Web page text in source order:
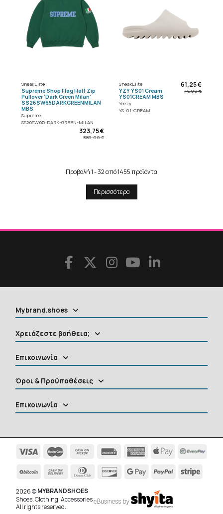
SneakElite
Supreme Shop Flag Half Zip
Pullover 'Dark Green Milan'
SS26SW65DARKGREENMILAN
MBS
Supreme
SS26SW65-DARK-GREEN-MILAN
323,75 €
389,00 €
SneakElite
YZY YS01 Cream
YS01CREAM MBS
Yeezy
YS-01-CREAM
61,25 €
74,00 €
Προβολή 1 - 32 από 1455 προϊόντα
Περισσότερα
Mybrand.shoes
Χρειάζεστε βοήθεια;
Επικοινωνία
Όροι & Προϋποθέσεις
Επικοινωνία
2026 ©MYBRANDSHOES
Shoes, Clothing, Accessories
All rights reserved.